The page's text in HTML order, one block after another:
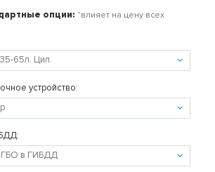
опции: "влияет на цену всех
устройство: